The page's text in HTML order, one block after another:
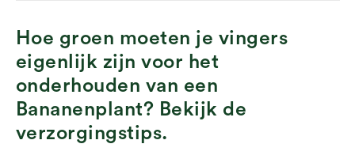
Hoe groen moeten je vingers
eigenlijk zijn voor het
onderhouden van een
Bananenplant? Bekijk de
verzorgingstips.